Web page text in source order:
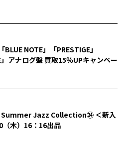
NOTE」「PRESTIGE」
」アナログ盤 買取15％UPキャンペー
Summer Jazz Collection㉔ ＜新入
（木）16：16出品